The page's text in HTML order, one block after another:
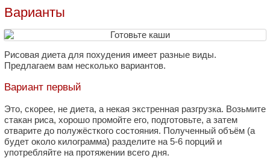
Варианты
Рисовая диета для похудения имеет разные виды.
Предлагаем вам несколько вариантов.
Вариант первый
Это, скорее, не диета, а некая экстренная разгрузка. Возьмите
стакан риса, хорошо промойте его, подготовьте, а затем
отварите до полужёсткого состояния. Полученный объём (а
будет около килограмма) разделите на 5-6 порций и
употребляйте на протяжении всего дня.